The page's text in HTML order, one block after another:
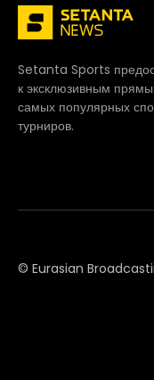
Setanta Sports
к эксклюзивным
самых популярных
турниров.
© Eurasian